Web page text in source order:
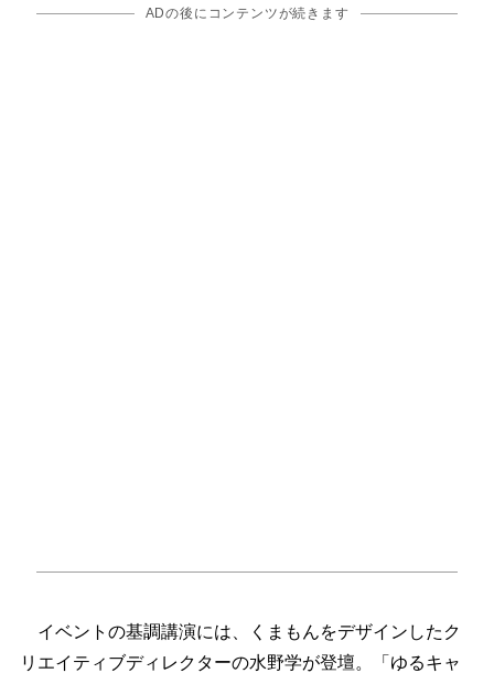
ADの後にコンテンツが続きます
イベントの基調講演には、くまもんをデザインしたク
リエイティブディレクターの水野学が登壇。「ゆるキャ